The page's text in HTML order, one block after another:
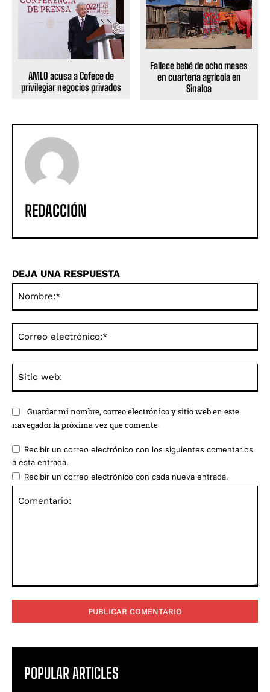
AMLO acusa a Cofece de
privilegiar negocios privados
Fallece bebé de ocho meses
en cuartería agrícola en
Sinaloa
REDACCIÓN
DEJA UNA RESPUESTA
Guardar mi nombre, correo electrónico y sitio web en este
navegador la próxima vez que comente.
Recibir un correo electrónico con los siguientes comentarios
a esta entrada.
Recibir un correo electrónico con cada nueva entrada.
POPULAR ARTICLES